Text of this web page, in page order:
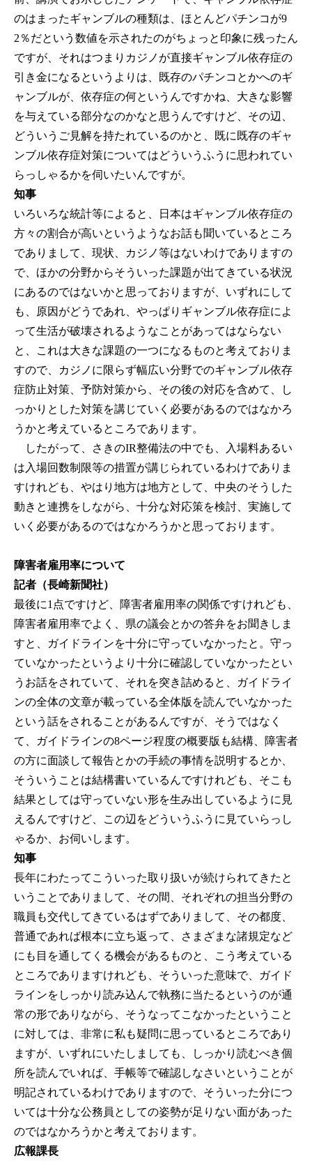
のはまったギャンブルの種類は、ほとんどパチンコが9
2％だという数値を示されたのがちょっと印象に残ったん
ですが、それはつまりカジノが直接ギャンブル依存症の
引き金になるというよりは、既存のパチンコとかへのギ
ャンブルが、依存症の何というんですかね、大きな影響
を与えている部分なのかなと思うんですけど、その辺、
どういうご見解を持たれているのかと、既に既存のギャ
ンブル依存症対策についてはどういうふうに思われてい
らっしゃるかを伺いたいんですが。
知事
いろいろな統計等によると、日本はギャンブル依存症の
方々の割合が高いというようなお話も聞いているところ
でありまして、現状、カジノ等はないわけでありますの
で、ほかの分野からそういった課題が出てきている状況
にあるのではないかと思っておりますが、いずれにして
も、原因がどうであれ、やっぱりギャンブル依存症によ
って生活が破壊されるようなことがあってはならない
と、これは大きな課題の一つになるものと考えておりま
すので、カジノに限らず幅広い分野でのギャンブル依存
症防止対策、予防対策から、その後の対応を含めて、し
っかりとした対策を講じていく必要があるのではなかろ
うかと考えているところであります。
したがって、さきのIR整備法の中でも、入場料あるい
は入場回数制限等の措置が講じられているわけでありま
すけれども、やはり地方は地方として、中央のそうした
動きと連携をしながら、十分な対応策を検討、実施して
いく必要があるのではなかろうかと思っております。
障害者雇用率について
記者（長崎新聞社）
最後に1点ですけど、障害者雇用率の関係ですけれども、
障害者雇用率でよく、県の議会とかの答弁をお聞きしま
すと、ガイドラインを十分に守っていなかったと。守っ
ていなかったというより十分に確認していなかったとい
うお話をされていて、それを突き詰めると、ガイドライ
ンの全体の文章が載っている全体版を読んでいなかった
という話をされることがあるんですが、そうではなく
て、ガイドラインの8ページ程度の概要版も結構、障害者
の方に面談して報告とかの手続の事情を説明するとか、
そういうことは結構書いているんですけれども、そこも
結果としては守っていない形を生み出しているように見
えるんですけど、この辺をどういうふうに見ていらっし
ゃるか、お伺いします。
知事
長年にわたってこういった取り扱いが続けられてきたと
いうことでありまして、その間、それぞれの担当分野の
職員も交代してきているはずでありまして、その都度、
普通であれば根本に立ち返って、さまざまな諸規定など
にも目を通してくる機会があるものと、こう考えている
ところでありますけれども、そういった意味で、ガイド
ラインをしっかり読み込んで執務に当たるというのが通
常の形でありながら、そうなってこなかったということ
に対しては、非常に私も疑問に思っているところであり
ますが、いずれにいたしましても、しっかり読むべき個
所を読んでいれば、手帳等で確認しなさいということが
明記されているわけでありますので、そういった分につ
いては十分な公務員としての姿勢が足りない面があった
のではなかろうかと考えております。
広報課長